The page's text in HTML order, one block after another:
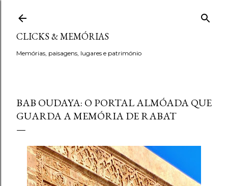
CLICKS & MEMÓRIAS
Memórias, paisagens, lugares e património
BAB OUDAYA: O PORTAL ALMÓADA QUE
GUARDA A MEMÓRIA DE RABAT